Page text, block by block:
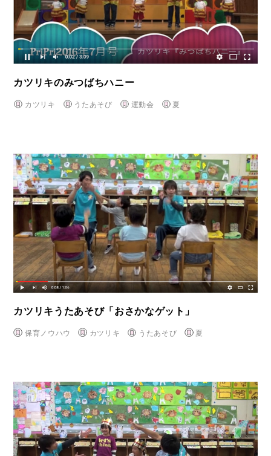
カツリキのみつばちハニー
カツリキ うたあそび 運動会 夏
カツリキうたあそび「おさかなゲット」
保育ノウハウ カツリキ うたあそび 夏